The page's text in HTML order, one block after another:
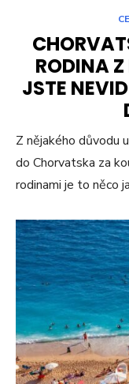
RODINA
JSTE
Z nějakého důvodu
do Chorvatska za
rodinami je to něco